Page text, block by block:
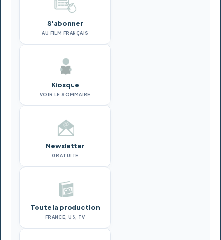
S'abonner
AU FILM FRANÇAIS
Kiosque
VOIR LE SOMMAIRE
Newsletter
GRATUITE
Toute la production
FRANCE, US, TV